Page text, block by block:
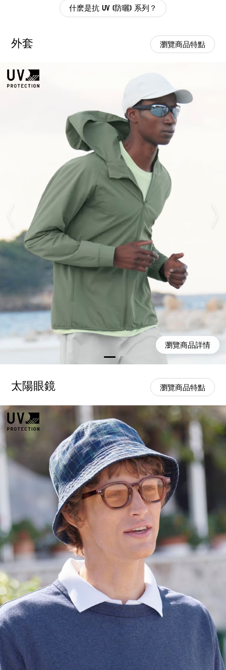
什麽是抗 UV (防曬) 系列？
外套 瀏覽商品特點
瀏覽商品詳情
太陽眼鏡 瀏覽商品特點